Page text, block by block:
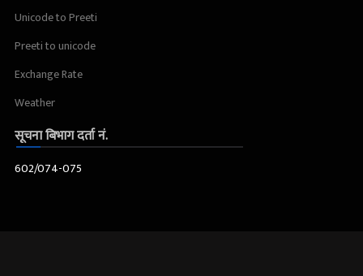
Unicode to Preeti
Preeti to unicode
Exchange Rate
Weather
सूचना बिभाग दर्ता नं.
602/074-075